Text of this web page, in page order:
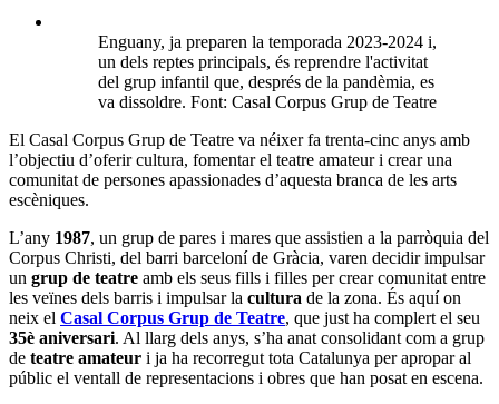
Enguany, ja preparen la temporada 2023-2024 i,
un dels reptes principals, és reprendre l'activitat
del grup infantil que, després de la pandèmia, es
va dissoldre. Font: Casal Corpus Grup de Teatre
El Casal Corpus Grup de Teatre va néixer fa trenta-cinc anys amb
l’objectiu d’oferir cultura, fomentar el teatre amateur i crear una
comunitat de persones apassionades d’aquesta branca de les arts
escèniques.
L’any 1987, un grup de pares i mares que assistien a la parròquia del
Corpus Christi, del barri barceloní de Gràcia, varen decidir impulsar
un grup de teatre amb els seus fills i filles per crear comunitat entre
les veïnes dels barris i impulsar la cultura de la zona. És aquí on
neix el Casal Corpus Grup de Teatre, que just ha complert el seu
35è aniversari. Al llarg dels anys, s’ha anat consolidant com a grup
de teatre amateur i ja ha recorregut tota Catalunya per apropar al
públic el ventall de representacions i obres que han posat en escena.